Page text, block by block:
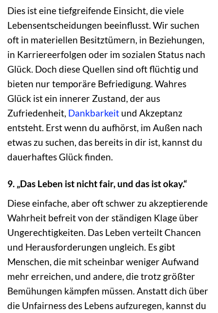
Dies ist eine tiefgreifende Einsicht, die viele
Lebensentscheidungen beeinflusst. Wir suchen
oft in materiellen Besitztümern, in Beziehungen,
in Karriereerfolgen oder im sozialen Status nach
Glück. Doch diese Quellen sind oft flüchtig und
bieten nur temporäre Befriedigung. Wahres
Glück ist ein innerer Zustand, der aus
Zufriedenheit, Dankbarkeit und Akzeptanz
entsteht. Erst wenn du aufhörst, im Außen nach
etwas zu suchen, das bereits in dir ist, kannst du
dauerhaftes Glück finden.
9. „Das Leben ist nicht fair, und das ist okay.“
Diese einfache, aber oft schwer zu akzeptierende
Wahrheit befreit von der ständigen Klage über
Ungerechtigkeiten. Das Leben verteilt Chancen
und Herausforderungen ungleich. Es gibt
Menschen, die mit scheinbar weniger Aufwand
mehr erreichen, und andere, die trotz größter
Bemühungen kämpfen müssen. Anstatt dich über
die Unfairness des Lebens aufzuregen, kannst du